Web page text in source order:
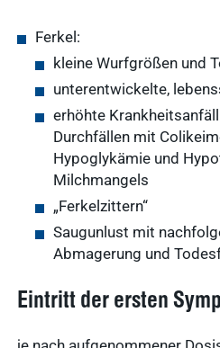
Ergebnisse
Tierarztbedarf
Ergebnisse
anzeigen
vitofyllin
Ergebnisse
Ferkel:
kleine Wurfgrößen und
unterentwickelte,
erhöhte
Durchfällen mit
Hypoglykämie und
Milchmangels
„Ferkelzittern“
Saugunlust mit
Abmagerung und
Eintritt der ersten